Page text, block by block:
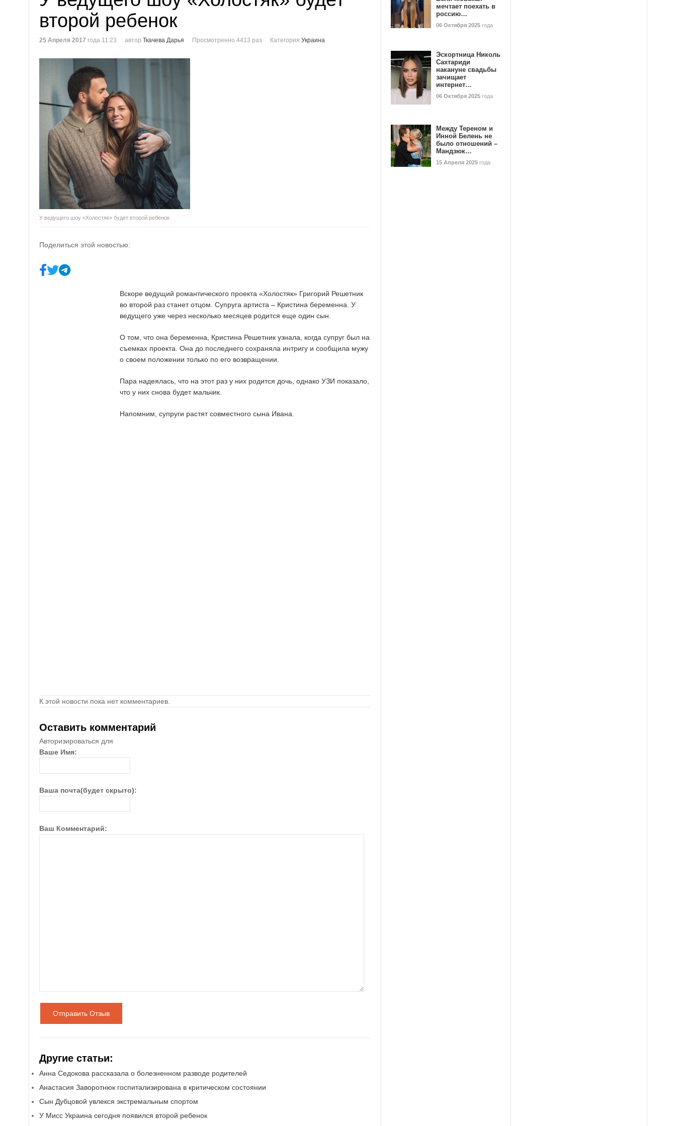
второй ребенок
25 Апреля 2017 года 11:23 автор Ткачева Дарья Просмотренно 4413 раз Категория Украина
У ведущего шоу «Холостяк» будет второй ребенок
Поделиться этой новостью:
Вскоре ведущий романтического проекта «Холостяк» Григорий Решетник
во второй раз станет отцом. Супруга артиста – Кристина беременна. У
ведущего уже через несколько месяцев родится еще один сын.
О том, что она беременна, Кристина Решетник узнала, когда супруг был на
съемках проекта. Она до последнего сохраняла интригу и сообщила мужу
о своем положении только по его возвращении.
Пара надеялась, что на этот раз у них родится дочь, однако УЗИ показало,
что у них снова будет мальчик.
Напомним, супруги растят совместного сына Ивана.
К этой новости пока нет комментариев.
Оставить комментарий
Авторизироваться для
Ваше Имя:
Ваша почта(будет скрыто):
Ваш Комментарий:
Отправить Отзыв
Другие статьи:
Анна Седокова рассказала о болезненном разводе родителей
Анастасия Заворотнюк госпитализирована в критическом состоянии
Сын Дубцовой увлекся экстремальным спортом
У Мисс Украина сегодня появился второй ребенок
мечтает поехать в
россию…
06 Октября 2025 года
Эскортница Николь
Сахтариди
накануне свадьбы
зачищает
интернет…
06 Октября 2025 года
Между Тереном и
Инной Белень не
было отношений –
Мандзюк…
15 Апреля 2025 года